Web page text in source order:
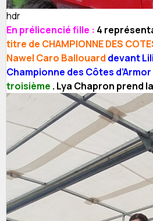
hdr
En prélicencié fille : 4
titre de CHAMPIONNE DES
Nawel Caro Ballouard devant
Championne des Côtes d’Armor
troisième . Lya Chapron prend